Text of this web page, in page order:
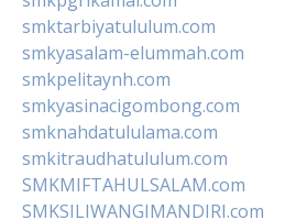
smktarbiyatululum.com
smkyasalam-elummah.com
smkpelitaynh.com
smkyasinacigombong.com
smknahdatululama.com
smkitraudhatululum.com
SMKMIFTAHULSALAM.com
SMKSILIWANGIMANDIRI.com